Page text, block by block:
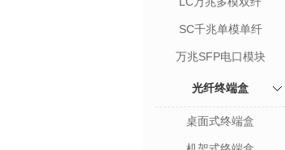
SC千兆单模单纤
万兆SFP电口模块
光纤终端盒
桌面式终端盒